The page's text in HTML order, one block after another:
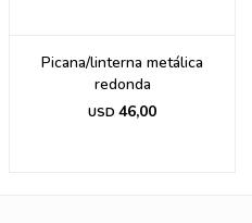
Picana/linterna metálica
redonda
USD 46,00